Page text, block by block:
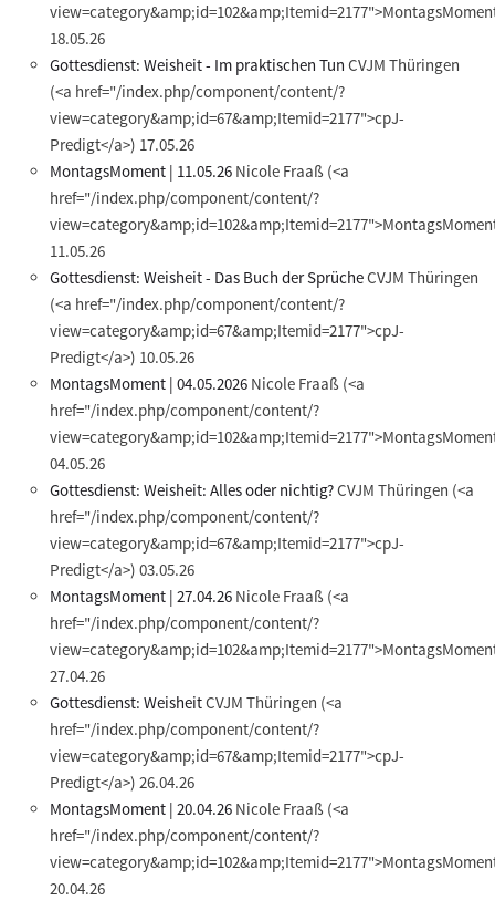
18.05.26
Gottesdienst: Weisheit - Im praktischen Tun CVJM Thüringen
(<a href="/index.php/component/content/?
view=category&amp;id=67&amp;Itemid=2177">cpJ-
Predigt</a>) 17.05.26
MontagsMoment | 11.05.26 Nicole Fraaß (<a
href="/index.php/component/content/?
11.05.26
Gottesdienst: Weisheit - Das Buch der SprücheCVJM Thüringen
(<a href="/index.php/component/content/?
view=category&amp;id=67&amp;Itemid=2177">cpJ-
Predigt</a>) 10.05.26
MontagsMoment | 04.05.2026 Nicole Fraaß (<a
href="/index.php/component/content/?
04.05.26
Gottesdienst: Weisheit: Alles oder nichtig?CVJM Thüringen (<a
href="/index.php/component/content/?
view=category&amp;id=67&amp;Itemid=2177">cpJ-
Predigt</a>) 03.05.26
MontagsMoment | 27.04.26 Nicole Fraaß (<a
href="/index.php/component/content/?
27.04.26
Gottesdienst: WeisheitCVJM Thüringen (<a
href="/index.php/component/content/?
view=category&amp;id=67&amp;Itemid=2177">cpJ-
Predigt</a>) 26.04.26
MontagsMoment | 20.04.26 Nicole Fraaß (<a
href="/index.php/component/content/?
20.04.26